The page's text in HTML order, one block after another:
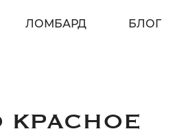
ЛОМБАРД БЛОГ
КРАСНОЕ